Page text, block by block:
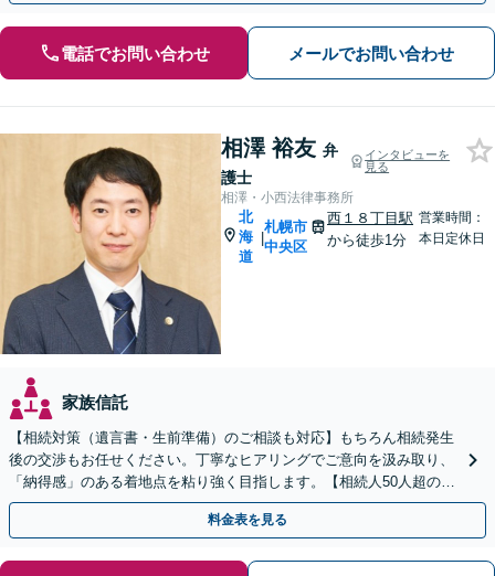
電話でお問い合わせ メールでお問い合わせ
相澤 裕友 弁
護士
インタビューを
見る
相澤・小西法律事務所
北
海
道
|
札幌市
中央区
西１８丁目駅
から徒歩1分
営業時間：
本日定休日
家族信託
【相続対策（遺言書・生前準備）のご相談も対応】もちろん相続発生
後の交渉もお任せください。丁寧なヒアリングでご意向を汲み取り、
「納得感」のある着地点を粘り強く目指します。【相続人50人超の交
渉経験あり】【WEB面談可】【西18丁目駅徒歩1分】
料金表を見る